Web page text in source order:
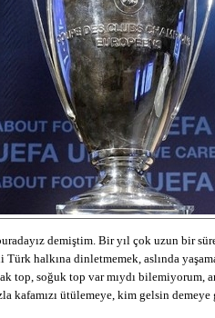
demiştim. Bir yıl çok uzun bir
halkına dinletmemek, aslında
top, soğuk top var mıydı bilemiyorum,
kafamızı ütülemeye, kim gelsin demeye